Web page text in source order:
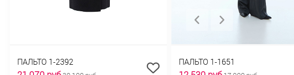
ПАЛЬТО 1-2392 ПАЛЬТО 1-1651